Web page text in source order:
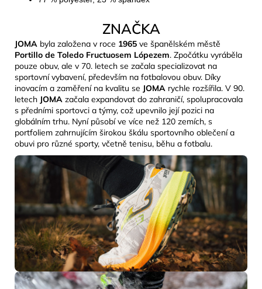
ZNAČKA
JOMA byla založena v roce 1965 ve španělském městě
Portillo de Toledo Fructuosem Lópezem. Zpočátku vyráběla
pouze obuv, ale v 70. letech se začala specializovat na
sportovní vybavení, především na fotbalovou obuv. Díky
inovacím a zaměření na kvalitu se JOMA rychle rozšířila. V 90.
letech JOMA začala expandovat do zahraničí, spolupracovala
s předními sportovci a týmy, což upevnilo její pozici na
globálním trhu. Nyní působí ve více než 120 zemích, s
portfoliem zahrnujícím širokou škálu sportovního oblečení a
obuvi pro různé sporty, včetně tenisu, běhu a fotbalu.